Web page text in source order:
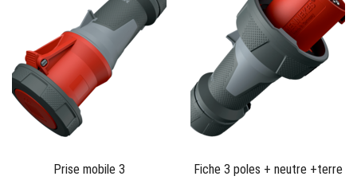
Prise mobile 3
Fiche 3 poles + neutre +terre